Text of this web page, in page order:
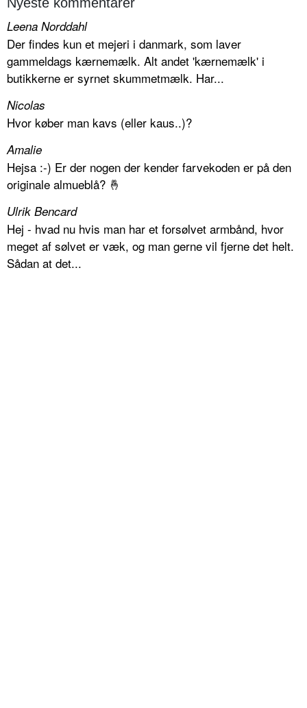
Nyeste kommentarer
Leena Norddahl
Der findes kun et mejeri i danmark, som laver
gammeldags kærnemælk. Alt andet 'kærnemælk' i
butikkerne er syrnet skummetmælk. Har...
Nicolas
Hvor køber man kavs (eller kaus..)?
Amalie
Hejsa :-) Er der nogen der kender farvekoden er på den
originale almueblå? 🤞
Ulrik Bencard
Hej - hvad nu hvis man har et forsølvet armbånd, hvor
meget af sølvet er væk, og man gerne vil fjerne det helt.
Sådan at det...